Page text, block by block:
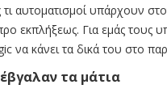
αυτοματισμοί υπάρχουν
εκπλήξεως. Για εμάς τους
να κάνει τα δικά του στο
τα μάτια